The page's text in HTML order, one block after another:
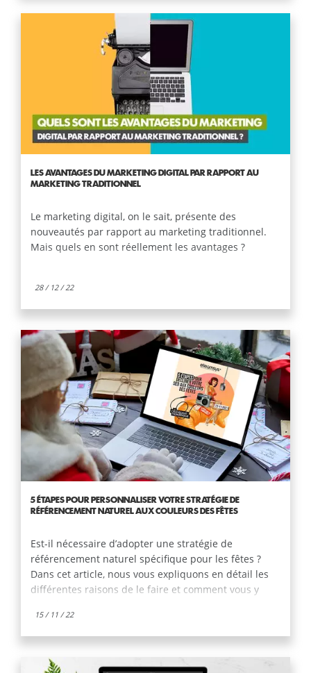
LES AVANTAGES DU MARKETING DIGITAL PAR RAPPORT AU
MARKETING TRADITIONNEL
Le marketing digital, on le sait, présente des
nouveautés par rapport au marketing traditionnel.
Mais quels en sont réellement les avantages ?
28 / 12 / 22
5 ÉTAPES POUR PERSONNALISER VOTRE STRATÉGIE DE
RÉFÉRENCEMENT NATUREL AUX COULEURS DES FÊTES
Est-il nécessaire d’adopter une stratégie de
référencement naturel spécifique pour les fêtes ?
Dans cet article, nous vous expliquons en détail les
différentes raisons de le faire et comment vous y
15 / 11 / 22